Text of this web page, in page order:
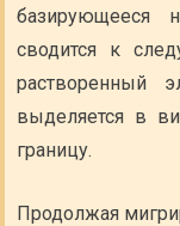
базирующееся
сводится к
растворенный
выделяется в
границу.
Продолжая